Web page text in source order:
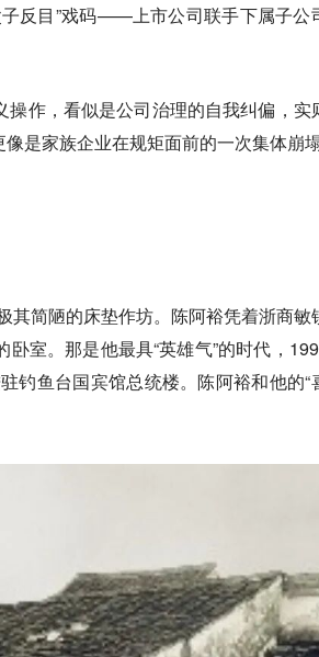
反目”戏码——上市公司联手下属子公
操作，看似是公司治理的自我纠偏，实
是家族企业在规矩面前的一次集体崩塌
其简陋的床垫作坊。陈阿裕凭着浙商敏
室。那是他最具“英雄气”的时代，
钓鱼台国宾馆总统楼。陈阿裕和他的“